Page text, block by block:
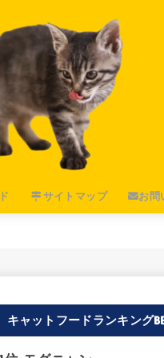
サイトマップ お問
キャットフードランキング